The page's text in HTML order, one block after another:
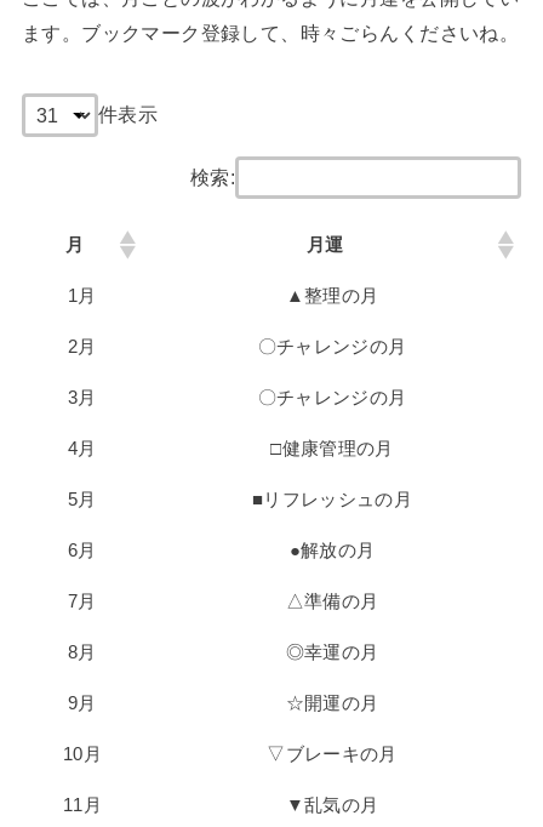
ます。ブックマーク登録して、時々ごらんくださいね。
件表示
検索:
月 月運
1月 ▲整理の月
2月 〇チャレンジの月
3月 〇チャレンジの月
4月 □健康管理の月
5月 ■リフレッシュの月
6月 ●解放の月
7月 △準備の月
8月 ◎幸運の月
9月 ☆開運の月
10月 ▽ブレーキの月
11月 ▼乱気の月